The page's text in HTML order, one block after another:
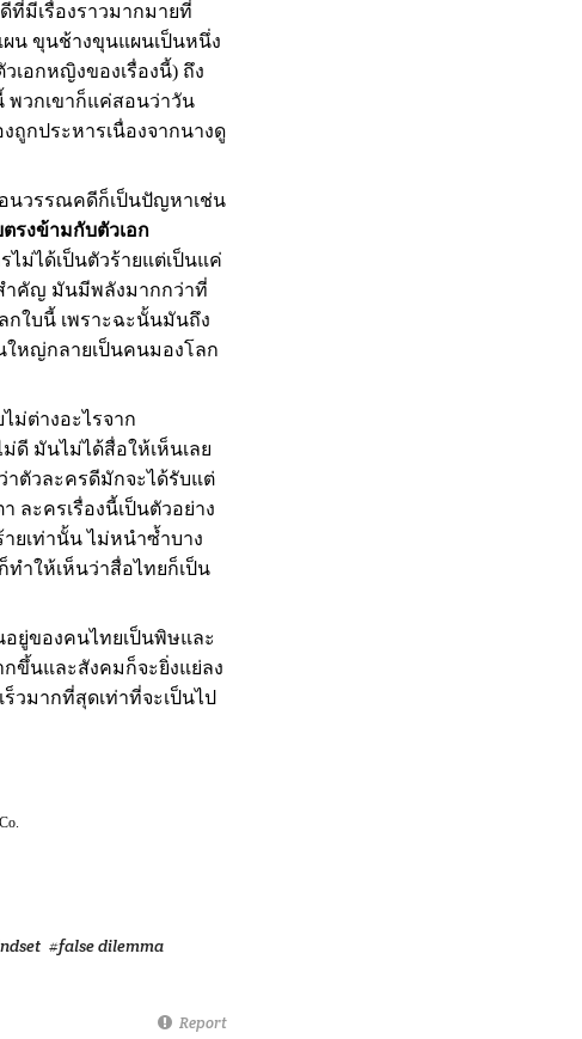
ที่มีเรื่องราวมากมายที่
น ขุนช้างขุนแผนเป็นหนึ่ง
อกหญิงของเรื่องนี้) ถึง
พวกเขาก็แค่สอนว่าวัน
ถูกประหารเนื่องจากนางดู
นวรรณคดีก็เป็นปัญหาเช่น
รงข้ามกับตัวเอก
ไม่ได้เป็นตัวร้ายแต่เป็นแค่
ำคัญ มันมีพลังมากกว่าที่
ใบนี้ เพราะฉะนั้นมันถึง
หญ่กลายเป็นคนมองโลก
ม่ต่างอะไรจาก
ดี มันไม่ได้สื่อให้เห็นเลย
ตัวละครดีมักจะได้รับแต่
ละครเรื่องนี้เป็นตัวอย่าง
ายเท่านั้น ไม่หนำซ้ำบาง
ทำให้เห็นว่าสื่อไทยก็เป็น
ยู่ของคนไทยเป็นพิษและ
ขึ้นและสังคมก็จะยิ่งแย่ลง
วมากที่สุดเท่าที่จะเป็นไป
#false dilemma
Report